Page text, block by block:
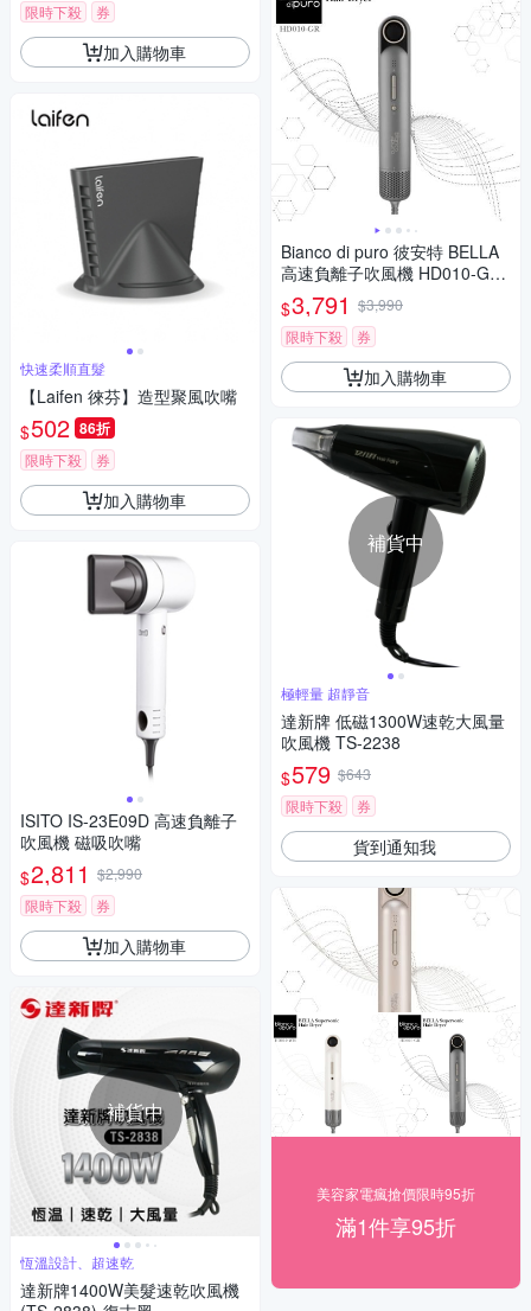
限時下殺 券
加入購物車
快速柔順直髮
【Laifen 徠芬】造型聚風吹嘴
$502 86折
限時下殺 券
加入購物車
ISITO IS-23E09D 高速負離子
吹風機 磁吸吹嘴
$2,811 $2,990
限時下殺
券
加入購物車
補貨中
恆溫設計、超速乾
達新牌1400W美髮速乾吹風機
Bianco di puro 彼安特 BELLA
高速負離子吹風機 HD010-GR
$3,791 $3,990
限時下殺
券
加入購物車
補貨中
極輕量 超靜音
達新牌 低磁1300W速乾大風量
吹風機 TS-2238
$579 $643
限時下殺
券
貨到通知我
美容家電瘋搶價限時95折
滿1件享95折